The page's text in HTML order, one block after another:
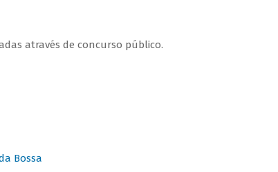
através de concurso público.
Bossa